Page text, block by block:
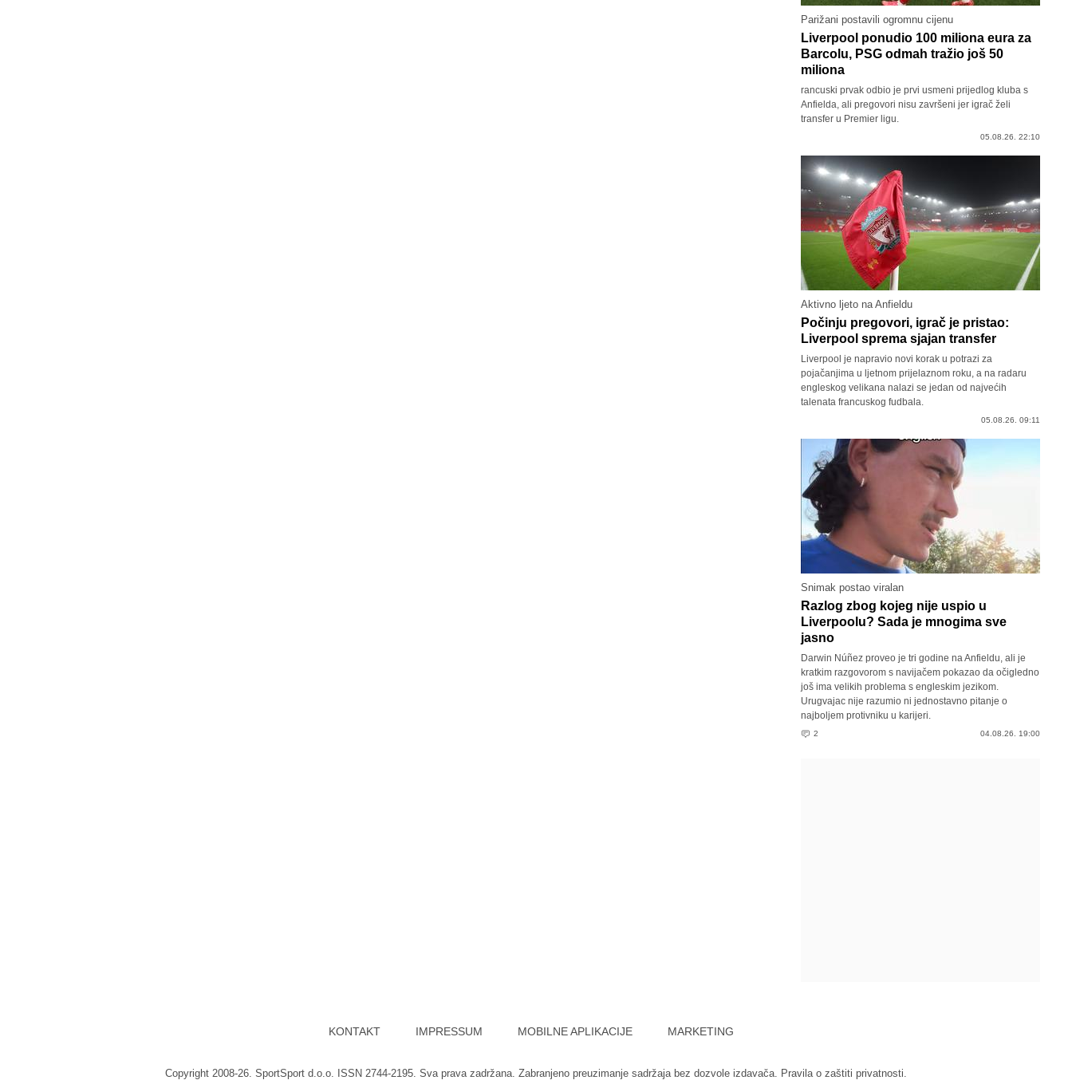
Parižani postavili ogromnu cijenu
Liverpool ponudio 100 miliona eura za
Barcolu, PSG odmah tražio još 50
miliona
rancuski prvak odbio je prvi usmeni prijedlog kluba s
Anfielda, ali pregovori nisu završeni jer igrač želi
transfer u Premier ligu.
05.08.26. 22:10
Aktivno ljeto na Anfieldu
Počinju pregovori, igrač je pristao:
Liverpool sprema sjajan transfer
Liverpool je napravio novi korak u potrazi za
pojačanjima u ljetnom prijelaznom roku, a na radaru
engleskog velikana nalazi se jedan od najvećih
talenata francuskog fudbala.
05.08.26. 09:11
Snimak postao viralan
Razlog zbog kojeg nije uspio u
Liverpoolu? Sada je mnogima sve
jasno
Darwin Núñez proveo je tri godine na Anfieldu, ali je
kratkim razgovorom s navijačem pokazao da očigledno
još ima velikih problema s engleskim jezikom.
Urugvajac nije razumio ni jednostavno pitanje o
najboljem protivniku u karijeri.
2 04.08.26. 19:00
KONTAKT IMPRESSUM MOBILNE APLIKACIJE MARKETING
Copyright 2008-26. SportSport d.o.o. ISSN 2744-2195. Sva prava zadržana. Zabranjeno preuzimanje sadržaja bez dozvole izdavača. Pravila o zaštiti privatnosti.